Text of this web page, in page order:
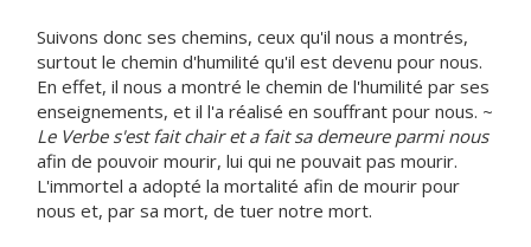
Suivons donc ses chemins, ceux qu'il nous a montrés,
surtout le chemin d'humilité qu'il est devenu pour nous.
En effet, il nous a montré le chemin de l'humilité par ses
enseignements, et il l'a réalisé en souffrant pour nous. ~
Le Verbe s'est fait chair et a fait sa demeure parmi nous
afin de pouvoir mourir, lui qui ne pouvait pas mourir.
L'immortel a adopté la mortalité afin de mourir pour
nous et, par sa mort, de tuer notre mort.